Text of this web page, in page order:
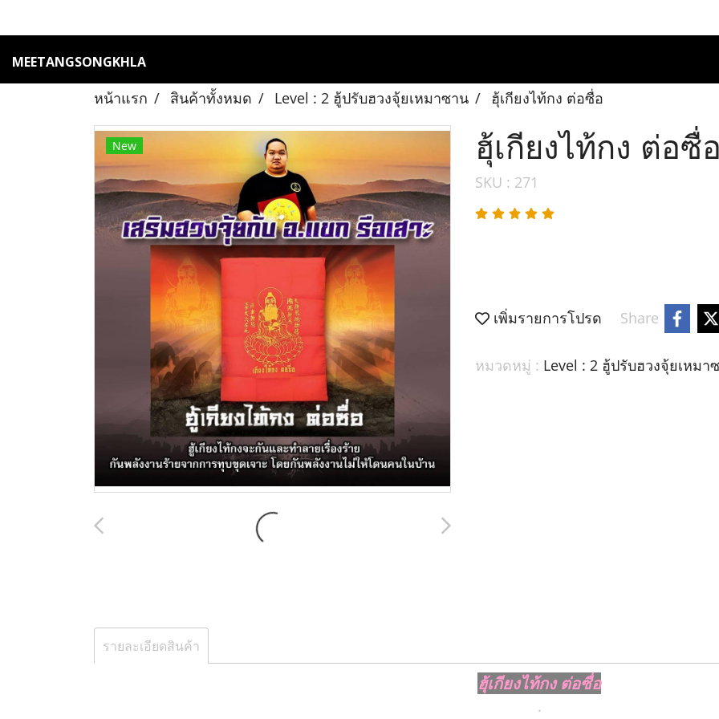
MEETANGSONGKHLA
หน้าแรก สินค้าทั้งหมด Level : 2 ฮู้ปรับฮวงจุ้ยเหมาซาน ฮุ้เกียงไท้กง ต่อซื่อ
New ฮุ้เกียงไท้กง ต่อซื่
SKU : 271
เพิ่มรายการโปรด Share
หมวดหมู่ : Level : 2 ฮู้ปรับฮวงจุ้ยเหมา
รายละเอียดสินค้า
ฮุ้เกียงไท้กง ต่อซื่อ
.